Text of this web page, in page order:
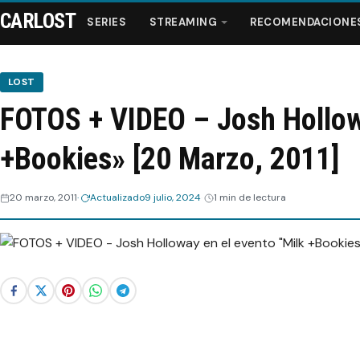
Series
Streaming
Webisodios
CARLOST SERIES STREAMING
LOST
FOTOS + VIDEO – Josh
+Bookies» [20 Marzo, 2011]
20 marzo, 2011 Actualizado9 julio, 2024 1 min de lectura